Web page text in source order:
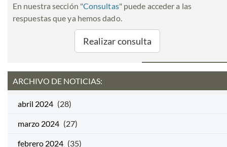
En nuestra sección "Consultas" puede acceder a las
respuestas que ya hemos dado.
Realizar consulta
ARCHIVO DE NOTICIAS:
abril 2024 (28)
marzo 2024 (27)
febrero 2024 (35)